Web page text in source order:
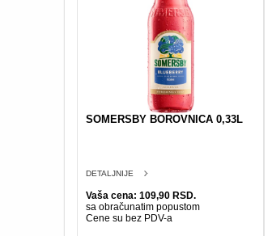
SOMERSBY BOROVNICA 0,33L
DETALJNIJE
Vaša cena: 109,90 RSD.
sa obračunatim popustom
Cene su bez PDV-a